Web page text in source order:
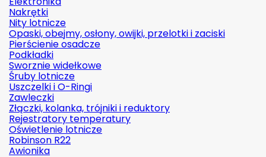
Nakrętki
Nity lotnicze
Opaski, obejmy, osłony, owijki, przelotki i zaciski
Pierścienie osadcze
Podkładki
Sworznie widełkowe
Śruby lotnicze
Uszczelki i O-Ringi
Zawleczki
Złączki, kolanka, trójniki i reduktory
Rejestratory temperatury
Oświetlenie lotnicze
Robinson R22
Awionika